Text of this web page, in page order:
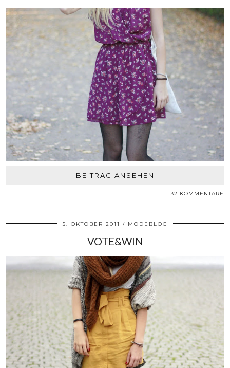
BEITRAG ANSEHEN
32 KOMMENTARE
5. OKTOBER 2011 MODEBLOG
VOTE&WIN